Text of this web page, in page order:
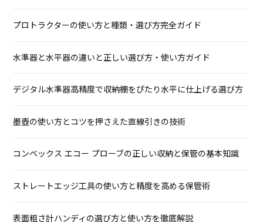
プロトラクターの使い方と種類・選び方完全ガイド
水準器と水平器の違いと正しい選び方・使い方ガイド
デジタル水準器高精度で収納棚をぴたり水平に仕上げる選び方
墨壺の使い方とコツを押さえた直線引きの技術
コンベックス エコー プローブの正しい収納と保管の基本知識
ストレートエッジ工具の使い方と精度を高める保管術
表面粗さ計ハンディの選び方と使い方を徹底解説